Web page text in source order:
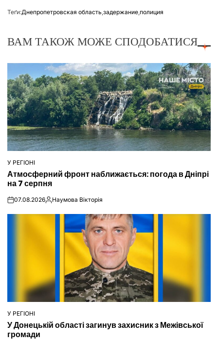
Теґи:Днепропетровская область,задержание,полиция
ВАМ ТАКОЖ МОЖЕ СПОДОБАТИСЯ
ОПУБЛІКУВАТИ
У
У РЕГІОНІ
Атмосферний фронт наближається: погода в Дніпрі
на 7 серпня
on07.08.2026Опубліковано
Наумова Вікторія
ОПУБЛІКУВАТИ
У
У РЕГІОНІ
У Донецькій області загинув захисник з Межівської
громади